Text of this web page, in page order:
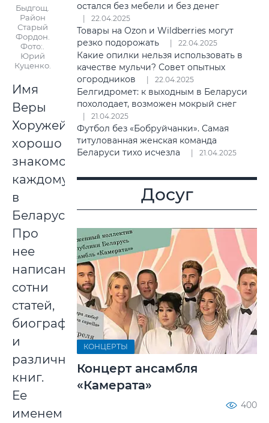
Быдгощ.
Район
Старый
Фордон.
Фото:.
Юрий
Куценко.
Имя
Веры
Хоружей
хорошо
знакомо
каждому
в
Беларуси.
Про
нее
написаны
сотни
статей,
биографий
и
различных
книг.
Ее
именем
остался без мебели и без денег
22.04.2025
Товары на Ozon и Wildberries могут
резко подорожать
22.04.2025
Какие опилки нельзя использовать в
качестве мульчи? Совет опытных
огородников
22.04.2025
Белгидромет: к выходным в Беларуси
похолодает, возможен мокрый снег
21.04.2025
Футбол без «Бобруйчанки». Самая
титулованная женская команда
Беларуси тихо исчезла
21.04.2025
Досуг
КОНЦЕРТЫ
Концерт ансамбля
«Камерата»
400